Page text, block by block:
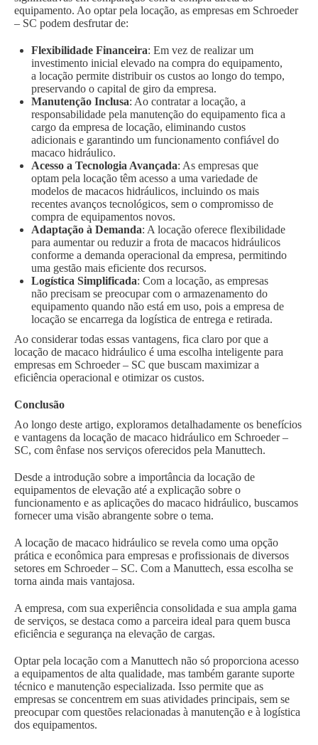
equipamento. Ao optar pela locação, as empresas em Schroeder
– SC podem desfrutar de:
Flexibilidade Financeira: Em vez de realizar um
investimento inicial elevado na compra do equipamento,
a locação permite distribuir os custos ao longo do tempo,
preservando o capital de giro da empresa.
Manutenção Inclusa: Ao contratar a locação, a
responsabilidade pela manutenção do equipamento fica a
cargo da empresa de locação, eliminando custos
adicionais e garantindo um funcionamento confiável do
macaco hidráulico.
Acesso a Tecnologia Avançada: As empresas que
optam pela locação têm acesso a uma variedade de
modelos de macacos hidráulicos, incluindo os mais
recentes avanços tecnológicos, sem o compromisso de
compra de equipamentos novos.
Adaptação à Demanda: A locação oferece flexibilidade
para aumentar ou reduzir a frota de macacos hidráulicos
conforme a demanda operacional da empresa, permitindo
uma gestão mais eficiente dos recursos.
Logística Simplificada: Com a locação, as empresas
não precisam se preocupar com o armazenamento do
equipamento quando não está em uso, pois a empresa de
locação se encarrega da logística de entrega e retirada.
Ao considerar todas essas vantagens, fica claro por que a
locação de macaco hidráulico é uma escolha inteligente para
empresas em Schroeder – SC que buscam maximizar a
eficiência operacional e otimizar os custos.
Conclusão
Ao longo deste artigo, exploramos detalhadamente os benefícios
e vantagens da locação de macaco hidráulico em Schroeder –
SC, com ênfase nos serviços oferecidos pela Manuttech.
Desde a introdução sobre a importância da locação de
equipamentos de elevação até a explicação sobre o
funcionamento e as aplicações do macaco hidráulico, buscamos
fornecer uma visão abrangente sobre o tema.
A locação de macaco hidráulico se revela como uma opção
prática e econômica para empresas e profissionais de diversos
setores em Schroeder – SC. Com a Manuttech, essa escolha se
torna ainda mais vantajosa.
A empresa, com sua experiência consolidada e sua ampla gama
de serviços, se destaca como a parceira ideal para quem busca
eficiência e segurança na elevação de cargas.
Optar pela locação com a Manuttech não só proporciona acesso
a equipamentos de alta qualidade, mas também garante suporte
técnico e manutenção especializada. Isso permite que as
empresas se concentrem em suas atividades principais, sem se
preocupar com questões relacionadas à manutenção e à logística
dos equipamentos.